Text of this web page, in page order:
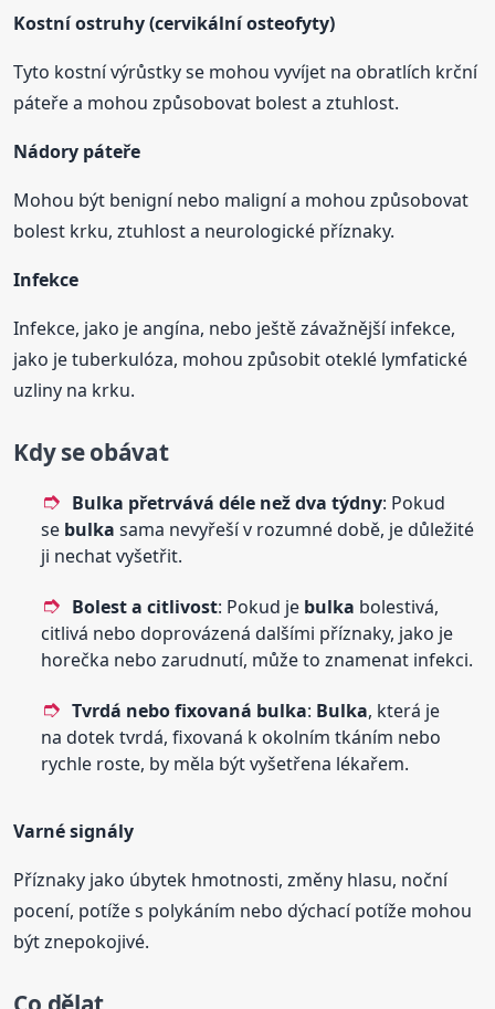
Kostní ostruhy (cervikální osteofyty)
Tyto kostní výrůstky se mohou vyvíjet na obratlích krční
páteře a mohou způsobovat bolest a ztuhlost.
Nádory páteře
Mohou být benigní nebo maligní a mohou způsobovat
bolest krku, ztuhlost a neurologické příznaky.
Infekce
Infekce, jako je angína, nebo ještě závažnější infekce,
jako je tuberkulóza, mohou způsobit oteklé lymfatické
uzliny na krku.
Kdy se obávat
Bulka přetrvává déle než dva týdny: Pokud
se bulka sama nevyřeší v rozumné době, je důležité
ji nechat vyšetřit.
Bolest a citlivost: Pokud je bulka bolestivá,
citlivá nebo doprovázená dalšími příznaky, jako je
horečka nebo zarudnutí, může to znamenat infekci.
Tvrdá nebo fixovaná bulka: Bulka, která je
na dotek tvrdá, fixovaná k okolním tkáním nebo
rychle roste, by měla být vyšetřena lékařem.
Varné signály
Příznaky jako úbytek hmotnosti, změny hlasu, noční
pocení, potíže s polykáním nebo dýchací potíže mohou
být znepokojivé.